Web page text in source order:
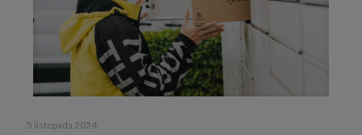
5 listopada 2024